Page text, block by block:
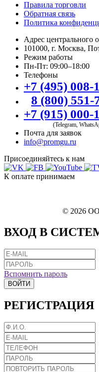
Правила торговли
Обратная связь
Политика
Адрес центрального
101000, г. Москва,
Режим работы
Пн-Пт: 09:00–18:00
Телефоны
+7 (495) 008-
8 (800) 551-
+7 (915) 000-
(Telegram,
Почта для заявок
info@promgu.ru
Присоединяйтесь к нам
К оплате принимаем
© 2026
ВХОД В
Вспомнить пароль
ВОЙТИ
РЕГИСТРАЦИЯ